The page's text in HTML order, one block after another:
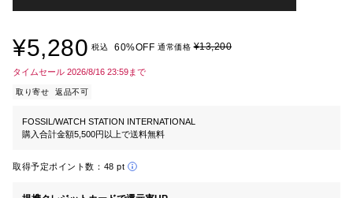
¥5,280 税込 60%OFF 通常価格¥13,200
タイムセール 2026/8/16 23:59まで
取り寄せ 返品不可
FOSSIL/WATCH STATION INTERNATIONAL
購入合計金額5,500円以上で送料無料
取得予定ポイント数： 48 pt